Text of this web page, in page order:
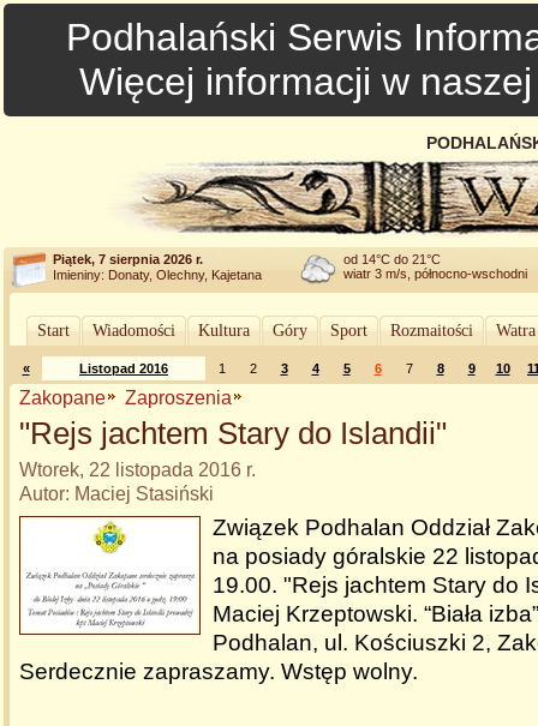
Podhalański Serwis
Więcej informacji w
Piątek, 7 sierpnia 2026 r.
Imieniny: Donaty, Olechny, Kajetana
od 14°C do 21°C
wiatr 3 m/s, północno-wschodni
Start Wiadomości Kultura Góry Sport Rozmaitości
« Listopad 2016 1 2 3 4 5 6 7 8 9 10
Zakopane Zaproszenia
"Rejs jachtem Stary do Islandii"
Wtorek, 22 listopada 2016 r.
Autor: Maciej Stasiński
Związek Podhalan Oddział
na posiady góralskie 22
19.00. "Rejs jachtem Stary do
Maciej Krzeptowski. “Biała
Podhalan, ul. Kościuszki 2,
Serdecznie zapraszamy. Wstęp wolny.